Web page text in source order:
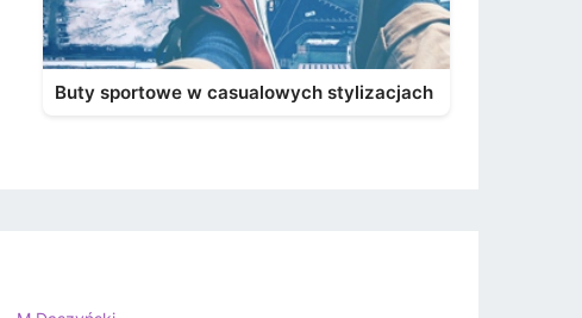
Buty sportowe w casualowych stylizacjach